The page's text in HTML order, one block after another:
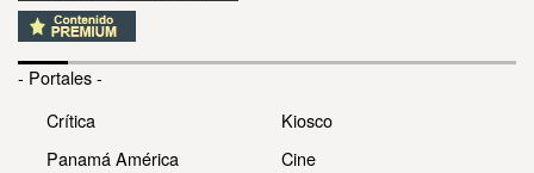
- Portales -
Crítica
Panamá América
Kiosco
Cine